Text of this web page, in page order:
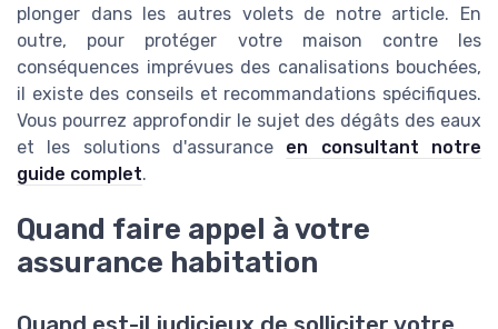
plonger dans les autres volets de notre article. En
outre, pour protéger votre maison contre les
conséquences imprévues des canalisations bouchées,
il existe des conseils et recommandations spécifiques.
Vous pourrez approfondir le sujet des dégâts des eaux
et les solutions d'assurance en consultant notre
guide complet.
Quand faire appel à votre
assurance habitation